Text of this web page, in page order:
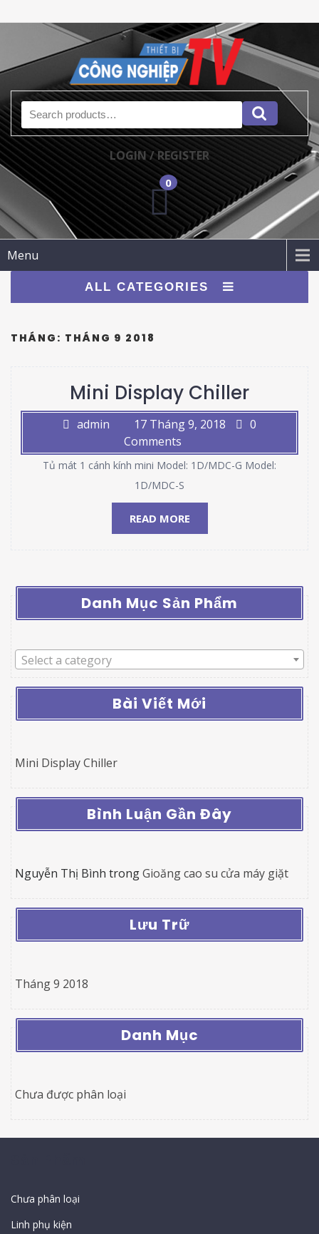
Search for:
LOGIN / REGISTER
0
Menu
ALL CATEGORIES
THÁNG: THÁNG 9 2018
Mini Display Chiller
admin 17 Tháng 9, 2018
0
Comments
Tủ mát 1 cánh kính mini Model: 1D/MDC-G Model:
1D/MDC-S
READ MORE
Danh Mục Sản Phẩm
Select a category
Bài Viết Mới
Mini Display Chiller
Bình Luận Gần Đây
Nguyễn Thị Bình trongGioăng cao su cửa máy giặt
Lưu Trữ
Tháng 9 2018
Danh Mục
Chưa được phân loại
Chưa phân loại
Linh phụ kiện